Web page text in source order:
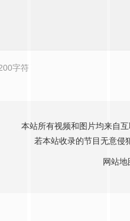
字符
本站所有视频和图片均来自
若本站收录的节目无意侵
网站地